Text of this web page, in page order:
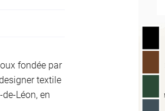
fondée par
textile
Léon, en